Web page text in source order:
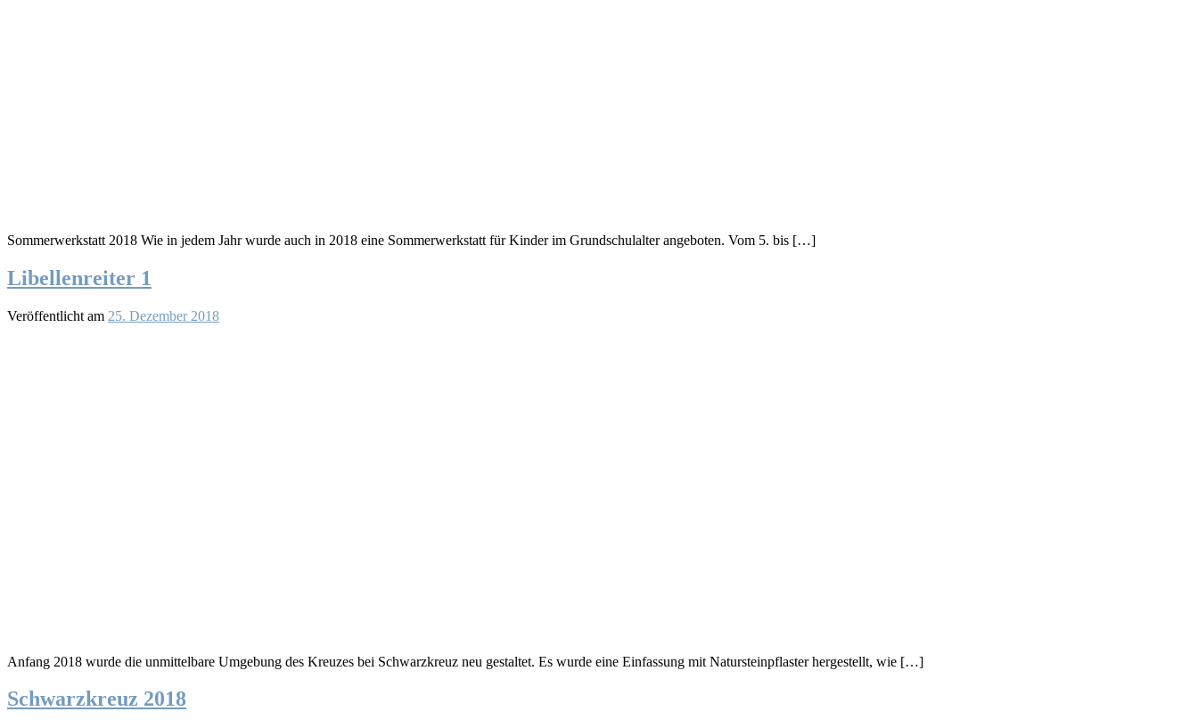
Sommerwerkstatt 2018 Wie in jedem Jahr wurde auch in 2018 eine Sommerwerkstatt für Kinder im Grundschulalter angeboten. Vom 5. bis […]
Libellenreiter 1
Veröffentlicht am 25. Dezember 2018
Anfang 2018 wurde die unmittelbare Umgebung des Kreuzes bei Schwarzkreuz neu gestaltet. Es wurde eine Einfassung mit Natursteinpflaster hergestellt, wie […]
Schwarzkreuz 2018